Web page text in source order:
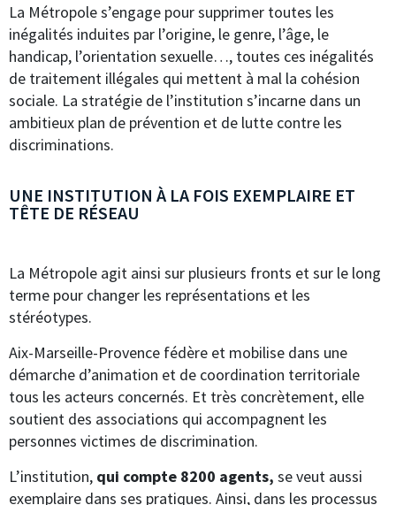
La Métropole s’engage pour supprimer toutes les
inégalités induites par l’origine, le genre, l’âge, le
handicap, l’orientation sexuelle…, toutes ces inégalités
de traitement illégales qui mettent à mal la cohésion
sociale. La stratégie de l’institution s’incarne dans un
ambitieux plan de prévention et de lutte contre les
discriminations.
UNE INSTITUTION À LA FOIS EXEMPLAIRE ET
TÊTE DE RÉSEAU
La Métropole agit ainsi sur plusieurs fronts et sur le long
terme pour changer les représentations et les
stéréotypes.
Aix-Marseille-Provence fédère et mobilise dans une
démarche d’animation et de coordination territoriale
tous les acteurs concernés. Et très concrètement, elle
soutient des associations qui accompagnent les
personnes victimes de discrimination.
L’institution, qui compte 8200 agents, se veut aussi
exemplaire dans ses pratiques. Ainsi, dans les processus